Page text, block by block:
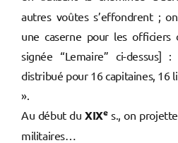
autres voûtes s’effondrent ;
une caserne pour les
signée “Lemaire” ci-dessus]
distribué pour 16 capitaines, 16
».
Au début duXIXes., on projette
militaires…